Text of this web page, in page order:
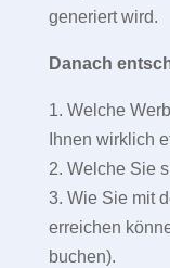
generiert wird.
Danach
1. Welche
Ihnen wirklich
2. Welche Sie
3. Wie Sie mit
erreichen
buchen).